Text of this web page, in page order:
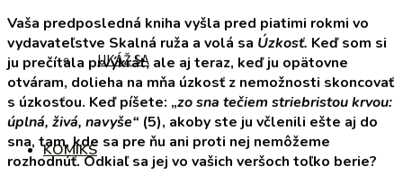
UKÁŽ SA
KOMIKS
Vaša predposledná kniha vyšla pred piatimi rokmi vo
vydavateľstve Skalná ruža a volá sa Úzkosť. Keď som si
ju prečítala prvýkrát, ale aj teraz, keď ju opätovne
otváram, dolieha na mňa úzkosť z nemožnosti skoncovať
s úzkosťou. Keď píšete: „zo sna tečiem striebristou krvou:
úplná, živá, navyše“ (5), akoby ste ju včlenili ešte aj do
sna, tam, kde sa pre ňu ani proti nej nemôžeme
rozhodnúť. Odkiaľ sa jej vo vašich veršoch toľko berie?